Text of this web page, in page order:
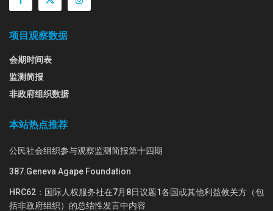
项目观察数据
会期时间表
监测简报
非政府组织数据
本站热点推荐
公民社会组织参与观察监测简报第十四期
387.Geneva Agape Foundation
HRC62：国际人权服务社在7月8日议题1各国或其他利益攸关方（包
括非政府组织）的总结性发言中内容